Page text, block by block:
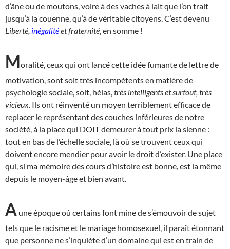
d’âne ou de moutons, voire à des vaches à lait que l’on trait
jusqu’à la couenne, qu’à de véritable citoyens. C’est devenu
Liberté, inégalitéet fraternité , en somme !
Moralité, ceux qui ont lancé cette idée fumante de lettre de
motivation, sont soit très incompétents en matière de
psychologie sociale, soit, hélas, très intelligents et surtout, très
vicieux. Ils ont réinventé un moyen terriblement efficace de
replacer le représentant des couches inférieures de notre
société, à la place qui DOIT demeurer à tout prix la sienne :
tout en bas de l’échelle sociale, là où se trouvent ceux qui
doivent encore mendier pour avoir le droit d’exister. Une place
qui, si ma mémoire des cours d’histoire est bonne, est la même
depuis le moyen-âge et bien avant.
A une époque où certains font mine de s’émouvoir de sujet
tels que le racisme et le mariage homosexuel, il paraît étonnant
que personne ne s’inquiète d’un domaine qui est en train de